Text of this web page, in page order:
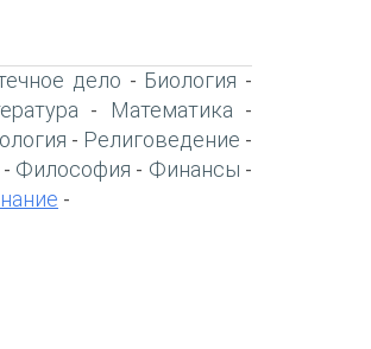
дело - Биология -
- Математика -
- Религоведение -
- Философия - Финансы -
-